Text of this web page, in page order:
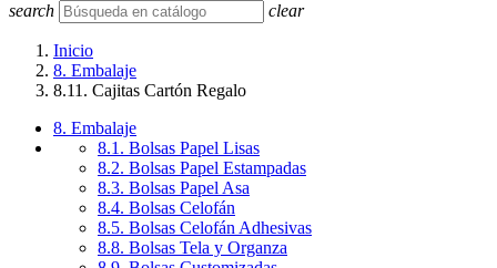
search clear
Inicio
8. Embalaje
8.11. Cajitas Cartón Regalo
8. Embalaje
8.1. Bolsas Papel Lisas
8.2. Bolsas Papel Estampadas
8.3. Bolsas Papel Asa
8.4. Bolsas Celofán
8.5. Bolsas Celofán Adhesivas
8.8. Bolsas Tela y Organza